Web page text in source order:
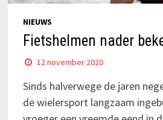
NIEUWS
Fietshelmen nader
12 november 2020
Sinds halverwege de jaren
de wielersport langzaam